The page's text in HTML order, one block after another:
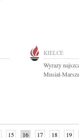
KIELCE
Wyrazy
Musiał-
15 16 17 18 19